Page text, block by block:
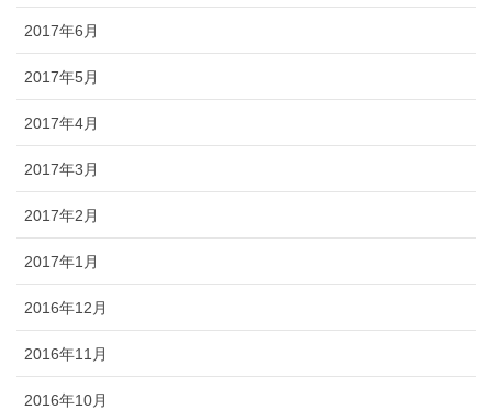
2017年6月
2017年5月
2017年4月
2017年3月
2017年2月
2017年1月
2016年12月
2016年11月
2016年10月